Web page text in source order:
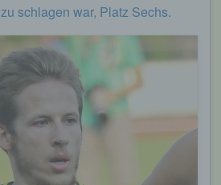
schlagen war, Platz Sechs.